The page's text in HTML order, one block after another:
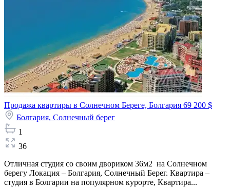
Продажа квартиры в Солнечном Береге, Болгария 69 200 $
Болгария, Солнечный берег
1
36
Отличная студия со своим двориком 36м2 на Солнечном
берегу Локация – Болгария, Солнечный Берег. Квартира –
студия в Болгарии на популярном курорте, Квартира...